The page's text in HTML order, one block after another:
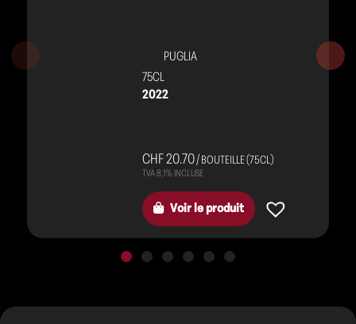
PUGLIA
75CL
2022
CHF 20.70/ BOUTEILLE (75CL)
Voir le produit